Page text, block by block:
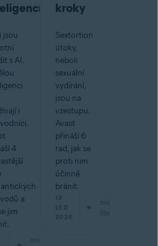
jsou
s AI.
i
4
a
jim
min
kroky
Sextortion
útoky,
neboli
sexuální
vydírání,
jsou na
vzestupu.
Avast
přináší 6
rad, jak se
proti nim
účinně
bránit.
13
LED
2026
min
čtení